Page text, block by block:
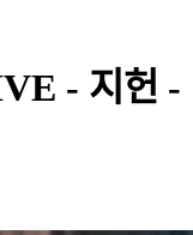
- 지헌 -